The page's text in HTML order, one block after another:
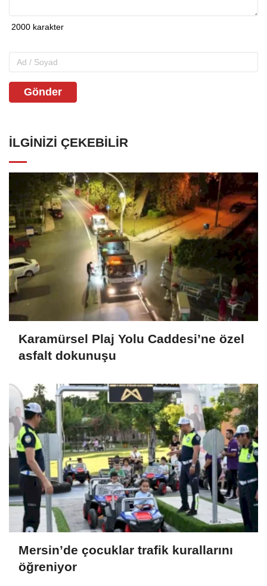
Gönder
İLGINIZI ÇEKEBILIR
Karamürsel Plaj Yolu Caddesi’ne özel
asfalt dokunuşu
Mersin’de çocuklar trafik kurallarını
öğreniyor